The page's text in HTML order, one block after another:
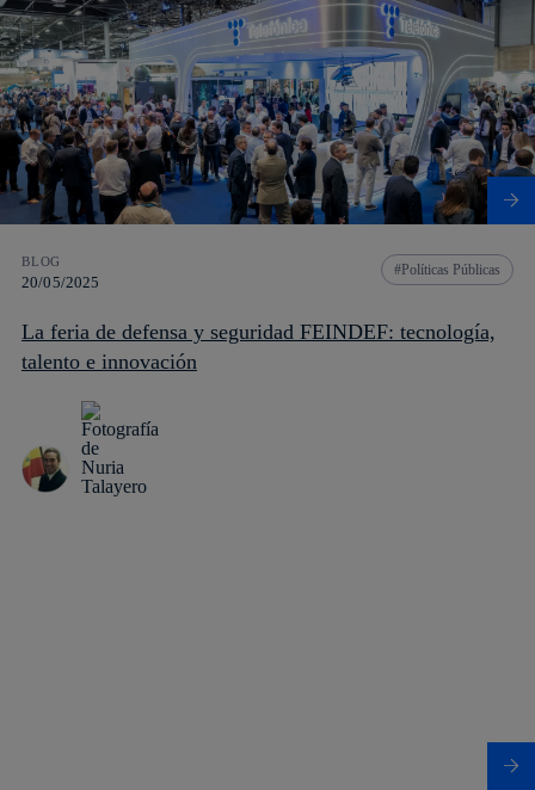
BLOG
20/05/2025
Políticas Públicas
La feria de defensa y seguridad FEINDEF: tecnología,
talento e innovación